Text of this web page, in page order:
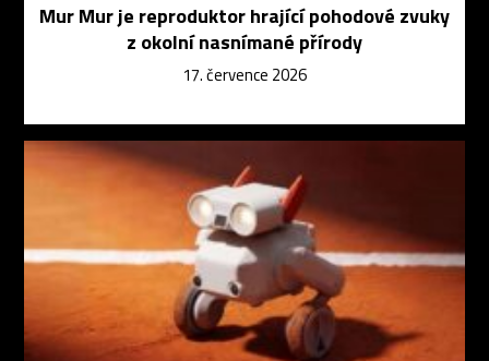
Mur Mur je reproduktor hrající pohodové zvuky
z okolní nasnímané přírody
17. července 2026